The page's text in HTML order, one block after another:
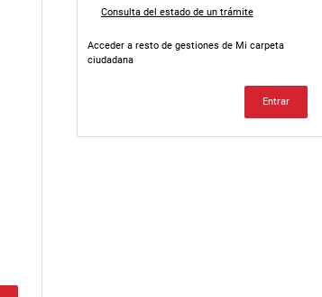
Consulta del estado de un trámite
Acceder a resto de gestiones de Mi carpeta
ciudadana
Entrar